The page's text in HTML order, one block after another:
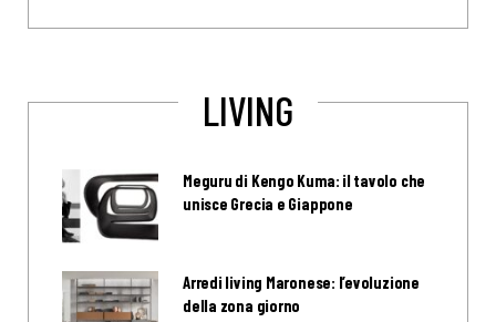
LIVING
Meguru di Kengo Kuma: il tavolo che
unisce Grecia e Giappone
Arredi living Maronese: l’evoluzione
della zona giorno